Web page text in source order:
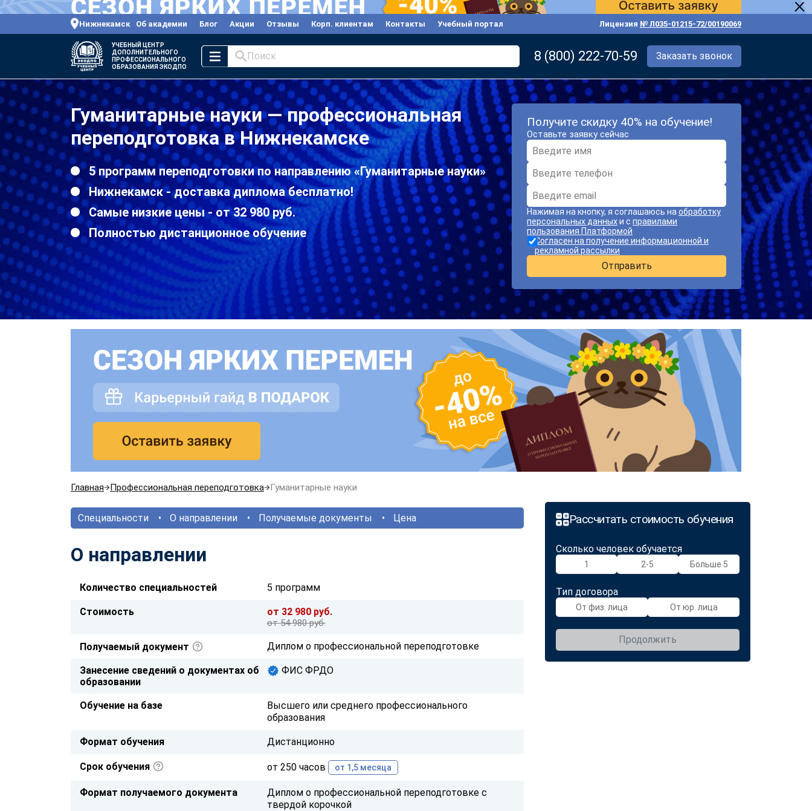
Нижнекамск Об академии Блог Акции Отзывы Корп. клиентам Контакты Учебный портал Лицензия № Л035-01215-72/00190069
УЧЕБНЫЙ ЦЕНТР
ДОПОЛНИТЕЛЬНОГО
ПРОФЕССИОНАЛЬНОГО
ОБРАЗОВАНИЯ ЭКОДПО
Поиск 8 (800) 222-70-59 Заказать звонок
Гуманитарные науки — профессиональная
переподготовка в Нижнекамске
5 программ переподготовки по направлению «Гуманитарные науки»
Нижнекамск - доставка диплома бесплатно!
Самые низкие цены - от 32 980 руб.
Полностью дистанционное обучение
Получите скидку 40% на обучение!
Оставьте заявку сейчас
Нажимая на кнопку, я соглашаюсь на обработку
персональных данныхи с правилами
пользования Платформой
Согласен на получение информационной и
рекламной рассылки
Отправить
Главная Профессиональная переподготовка Гуманитарные науки
Рассчитать стоимость обучения
Сколько человек обучается
1 2-5 Больше 5
Тип договора
От физ. лица От юр. лица
Продолжить
Специальности О направлении Получаемые документы Цена
О направлении
Количество специальностей 5 программ
Стоимость от 32 980 руб.
от 54 980 руб.
Получаемый документ Диплом о профессиональной переподготовке
Занесение сведений о документах об
образовании
ФИС ФРДО
Обучение на базе
Высшего или среднего профессионального
образования
Формат обучения Дистанционно
Срок обучения от 250 часов от 1,5 месяца
Формат получаемого документа
Диплом о профессиональной переподготовке с
твердой корочкой